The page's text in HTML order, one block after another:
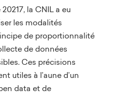
la CNIL a eu
les modalités
de proportionnalité
de données
Ces précisions
utiles à l’aune d’un
data et de